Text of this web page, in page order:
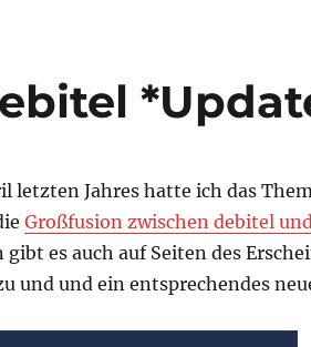
letzten Jahres hatte ich das
Großfusion zwischen debitel
gibt es auch auf Seiten des
und und ein entsprechendes